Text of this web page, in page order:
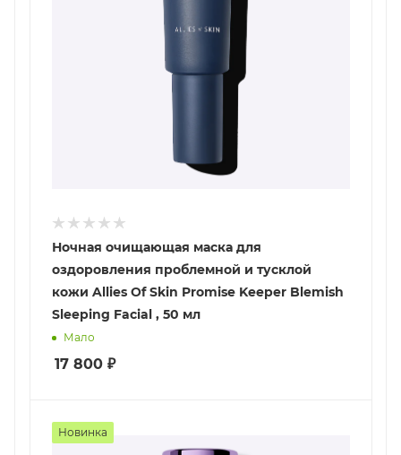
Ночная очищающая маска для
оздоровления проблемной и тусклой
кожи Allies Of Skin Promise Keeper Blemish
Sleeping Facial , 50 мл
Мало
17 800 ₽
Новинка